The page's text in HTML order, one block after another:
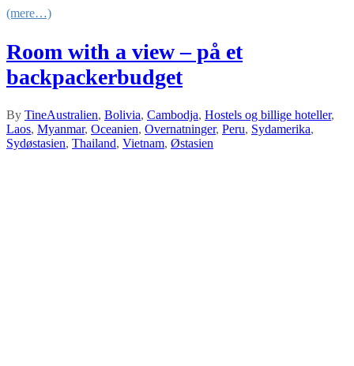
(mere…)
Room with a view – på et
backpackerbudget
By TineAustralien, Bolivia, Cambodja, Hostels og billige hoteller,
Laos, Myanmar, Oceanien, Overnatninger, Peru, Sydamerika,
Sydøstasien, Thailand, Vietnam, Østasien